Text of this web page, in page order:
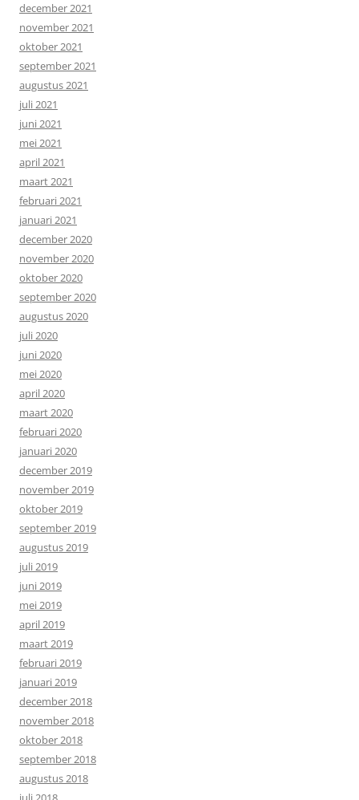
december 2021
november 2021
oktober 2021
september 2021
augustus 2021
juli 2021
juni 2021
mei 2021
april 2021
maart 2021
februari 2021
januari 2021
december 2020
november 2020
oktober 2020
september 2020
augustus 2020
juli 2020
juni 2020
mei 2020
april 2020
maart 2020
februari 2020
januari 2020
december 2019
november 2019
oktober 2019
september 2019
augustus 2019
juli 2019
juni 2019
mei 2019
april 2019
maart 2019
februari 2019
januari 2019
december 2018
november 2018
oktober 2018
september 2018
augustus 2018